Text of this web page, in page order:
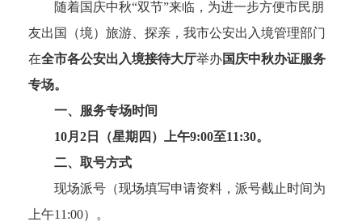
随着国庆中秋“双节”来临， 为进一步方便市民朋
友出国（境）旅游、探亲，我市公安出入境管理部门
在全市各公安出入境接待大厅举办国庆中秋办证服务
专场。
一、服务专场时间
10月2日（星期四）上午9:00至11:30。
二、取号方式
现场派号（现场填写申请资料，派号截止时间为
上午11:00）。